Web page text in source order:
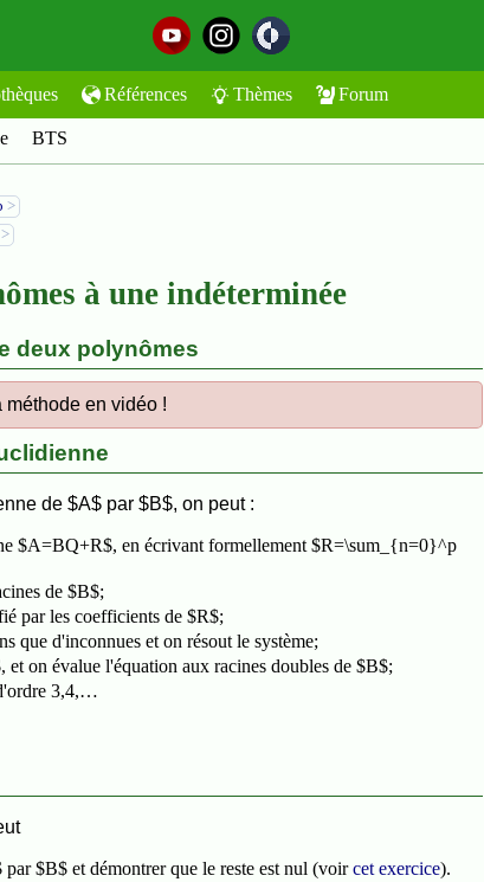
Références Thèmes Forum
BTS
>
>
à une indéterminée
deux polynômes
méthode en vidéo !
de $A$ par $B$, on peut :
$A=BQ+R$, en écrivant formellement $R=\sum_{n=0}^p
de $B$;
par les coefficients de $R$;
que d'inconnues et on résout le système;
on évalue l'équation aux racines doubles de $B$;
3,4,…
$B$ et démontrer que le reste est nul (voircet exercice).